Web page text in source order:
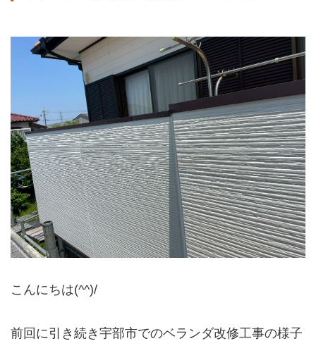
こんにちは(^^)/
前回に引き続き宇部市でのベランダ改修工事の様子